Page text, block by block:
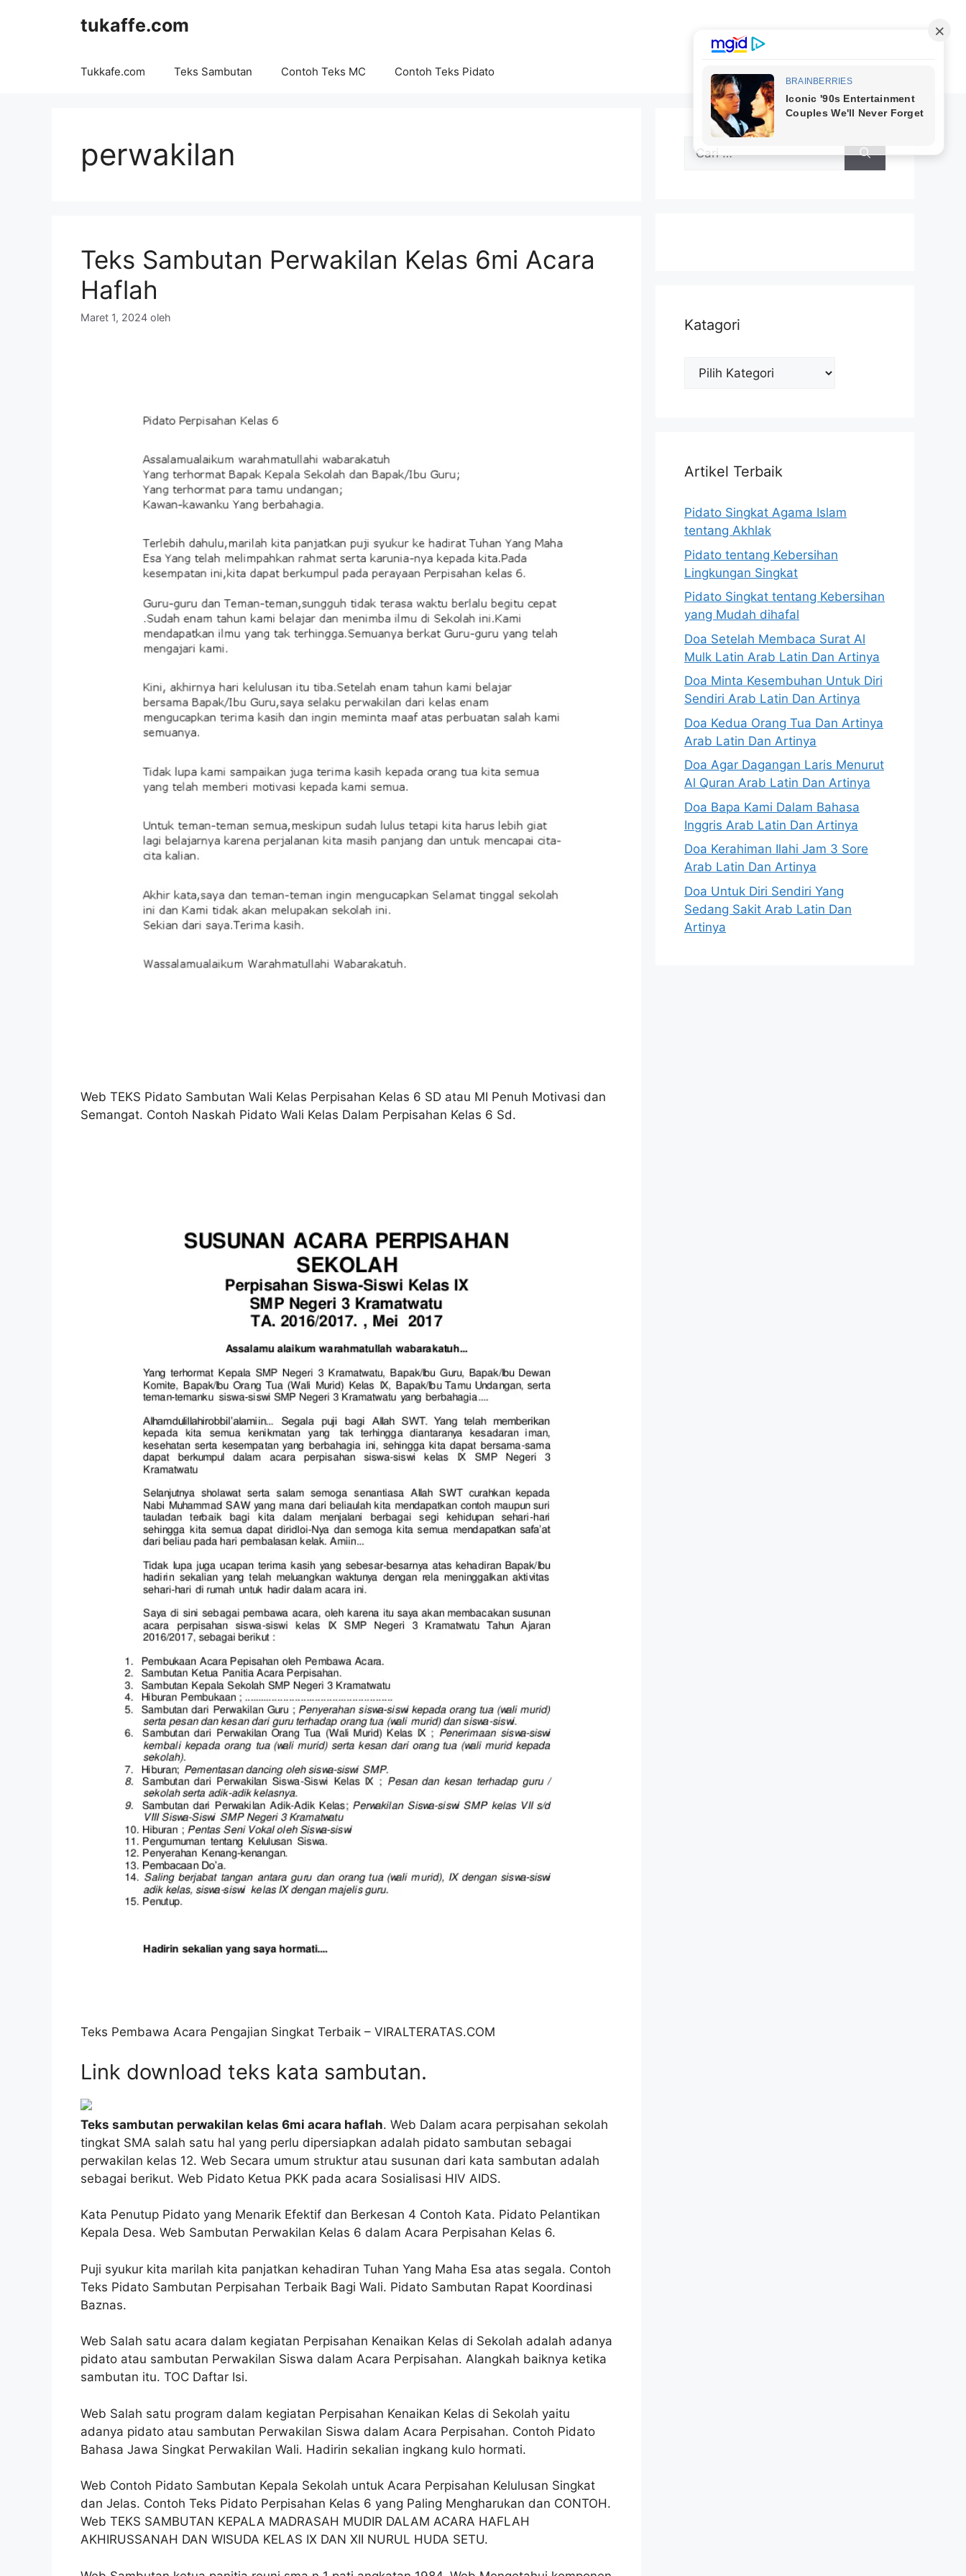
tukaffe.com
Tukkafe.com Teks Sambutan Contoh Teks MC Contoh Teks Pidato
perwakilan
Teks Sambutan Perwakilan Kelas 6mi Acara
Haflah
Maret 1, 2024 oleh
Web TEKS Pidato Sambutan Wali Kelas Perpisahan Kelas 6 SD atau MI Penuh Motivasi dan
Semangat. Contoh Naskah Pidato Wali Kelas Dalam Perpisahan Kelas 6 Sd.
Teks Pembawa Acara Pengajian Singkat Terbaik – VIRALTERATAS.COM
Link download teks kata sambutan.
Teks sambutan perwakilan kelas 6mi acara haflah. Web Dalam acara perpisahan sekolah
tingkat SMA salah satu hal yang perlu dipersiapkan adalah pidato sambutan sebagai
perwakilan kelas 12. Web Secara umum struktur atau susunan dari kata sambutan adalah
sebagai berikut. Web Pidato Ketua PKK pada acara Sosialisasi HIV AIDS.
Kata Penutup Pidato yang Menarik Efektif dan Berkesan 4 Contoh Kata. Pidato Pelantikan
Kepala Desa. Web Sambutan Perwakilan Kelas 6 dalam Acara Perpisahan Kelas 6.
Puji syukur kita marilah kita panjatkan kehadiran Tuhan Yang Maha Esa atas segala. Contoh
Teks Pidato Sambutan Perpisahan Terbaik Bagi Wali. Pidato Sambutan Rapat Koordinasi
Baznas.
Web Salah satu acara dalam kegiatan Perpisahan Kenaikan Kelas di Sekolah adalah adanya
pidato atau sambutan Perwakilan Siswa dalam Acara Perpisahan. Alangkah baiknya ketika
sambutan itu. TOC Daftar Isi.
Web Salah satu program dalam kegiatan Perpisahan Kenaikan Kelas di Sekolah yaitu
adanya pidato atau sambutan Perwakilan Siswa dalam Acara Perpisahan. Contoh Pidato
Bahasa Jawa Singkat Perwakilan Wali. Hadirin sekalian ingkang kulo hormati.
Web Contoh Pidato Sambutan Kepala Sekolah untuk Acara Perpisahan Kelulusan Singkat
dan Jelas. Contoh Teks Pidato Perpisahan Kelas 6 yang Paling Mengharukan dan CONTOH.
Web TEKS SAMBUTAN KEPALA MADRASAH MUDIR DALAM ACARA HAFLAH
AKHIRUSSANAH DAN WISUDA KELAS IX DAN XII NURUL HUDA SETU.
untuk:
Katagori
Katagori
Artikel Terbaik
Pidato Singkat Agama Islam
tentang Akhlak
Pidato tentang Kebersihan
Lingkungan Singkat
Pidato Singkat tentang Kebersihan
yang Mudah dihafal
Doa Setelah Membaca Surat Al
Mulk Latin Arab Latin Dan Artinya
Doa Minta Kesembuhan Untuk Diri
Sendiri Arab Latin Dan Artinya
Doa Kedua Orang Tua Dan Artinya
Arab Latin Dan Artinya
Doa Agar Dagangan Laris Menurut
Al Quran Arab Latin Dan Artinya
Doa Bapa Kami Dalam Bahasa
Inggris Arab Latin Dan Artinya
Doa Kerahiman Ilahi Jam 3 Sore
Arab Latin Dan Artinya
Doa Untuk Diri Sendiri Yang
Sedang Sakit Arab Latin Dan
Artinya